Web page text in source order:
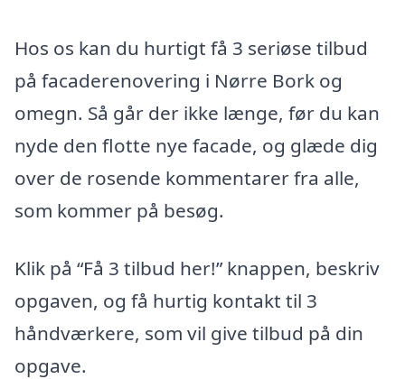
Hos os kan du hurtigt få 3 seriøse tilbud
på facaderenovering i Nørre Bork og
omegn. Så går der ikke længe, før du kan
nyde den flotte nye facade, og glæde dig
over de rosende kommentarer fra alle,
som kommer på besøg.
Klik på “Få 3 tilbud her!” knappen, beskriv
opgaven, og få hurtig kontakt til 3
håndværkere, som vil give tilbud på din
opgave.